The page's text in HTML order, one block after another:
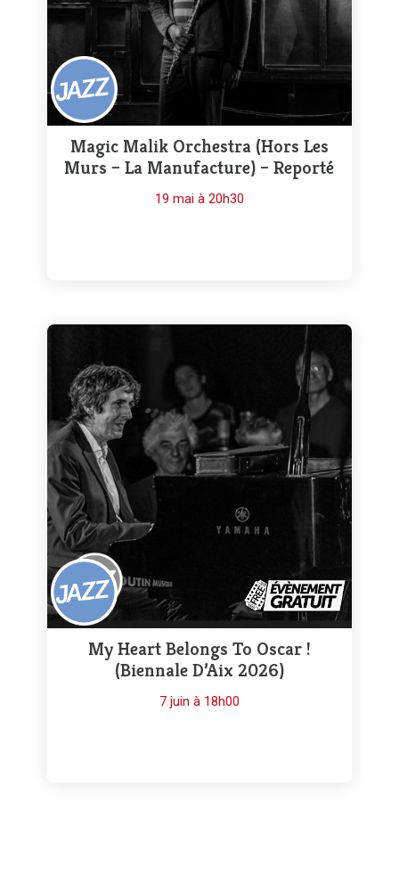
Magic Malik Orchestra (Hors Les
Murs – La Manufacture) – Reporté
19 mai à 20h30
My Heart Belongs To Oscar !
(Biennale D’Aix 2026)
7 juin à 18h00